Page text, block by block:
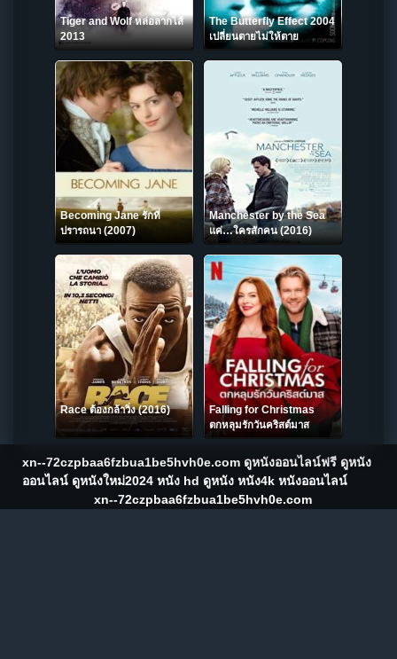
Tiger and Wolf หล่อลากไส้
2013
The Butterfly Effect 2004
เปลี่ยนตายไม่ให้ตาย
Becoming Jane รักที่
ปรารถนา (2007)
Manchester by the Sea
แค่…ใครสักคน (2016)
Race ต้องกล้าวิ่ง (2016)
Falling for Christmas
ตกหลุมรักวันคริสต์มาส
(2022) NETFLIX
xn--72czpbaa6fzbua1be5hvh0e.com ดูหนังออนไลน์ฟรี ดูหนัง
ออนไลน์ ดูหนังใหม่2024 หนัง hd ดูหนัง หนัง4k หนังออนไลน์
xn--72czpbaa6fzbua1be5hvh0e.com